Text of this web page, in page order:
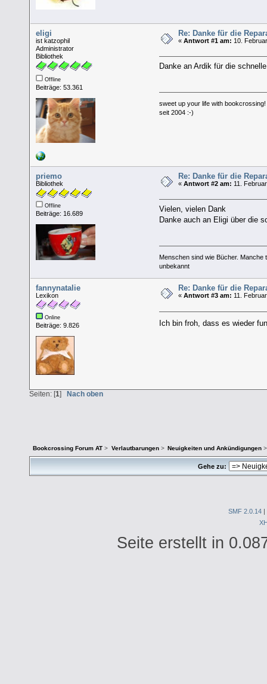
eligi
ist katzophil
Administrator
Bibliothek
Offline
Beiträge: 53.361
Re: Danke für die
«Antwort #1 am: 10.
Danke an Ardik für die
sweet up your life with bookcrossing!
seit 2004 :-)
priemo
Bibliothek
Offline
Beiträge: 16.689
Re: Danke für die
«Antwort #2 am: 11.
Vielen, vielen Dank
Danke auch an Eligi über die
Menschen sind wie Bücher. Manche
unbekannt
fannynatalie
Lexikon
Online
Beiträge: 9.826
Re: Danke für die
«Antwort #3 am: 11.
Ich bin froh, dass es wieder
Seiten: [1] Nach oben
Bookcrossing Forum AT > Verlautbarungen> Neuigkeiten und Ankündigungen>
Gehe zu:
SMF 2.0.14 |
Seite erstellt in